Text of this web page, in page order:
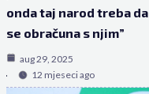
onda taj narod treba da
se obračuna s njim”
aug 29, 2025
12 mjeseci ago